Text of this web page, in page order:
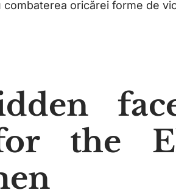
oricărei forme de
the